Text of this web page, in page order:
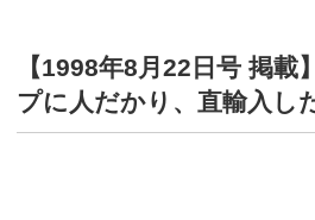
【1998年8月22日号 掲
プに人だかり、直輸入し